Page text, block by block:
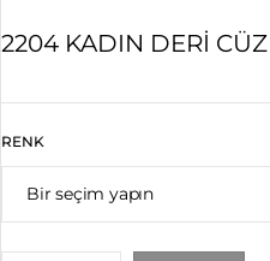
2204 KADIN DERI
RENK